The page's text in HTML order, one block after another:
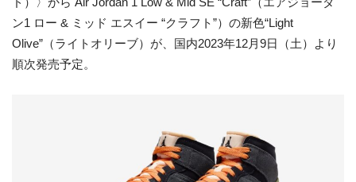
ン1 ロー & ミッド エスイー “クラフト”）の新色“Light
Olive”（ライトオリーブ）が、国内2023年12月9日（土）より
順次発売予定。